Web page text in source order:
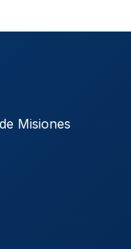
Misiones